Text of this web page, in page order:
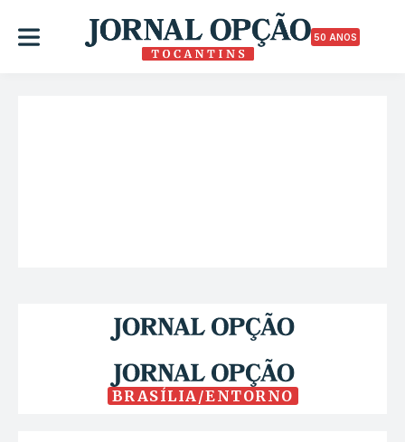
50 ANOS
BRASÍLIA/ENTORNO